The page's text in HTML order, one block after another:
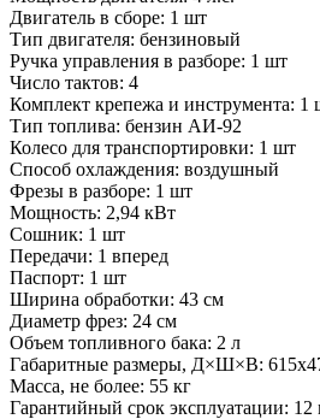
Двигатель в сборе: 1 шт
Тип двигателя: бензиновый
Ручка управления в разборе: 1 шт
Число тактов: 4
Комплект крепежа и инструмента: 1
Тип топлива: бензин АИ-92
Колесо для транспортировки: 1 шт
Способ охлаждения: воздушный
Фрезы в разборе: 1 шт
Мощность: 2,94 кВт
Сошник: 1 шт
Передачи: 1 вперед
Паспорт: 1 шт
Ширина обработки: 43 см
Диаметр фрез: 24 см
Объем топливного бака: 2 л
Габаритные размеры, Д×Ш×В:
Масса, не более: 55 кг
Гарантийный срок эксплуатации: 12